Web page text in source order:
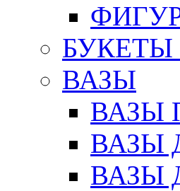
ВАЗЫ
ВАЗЫ
ВАЗЫ
ВАЗЫ